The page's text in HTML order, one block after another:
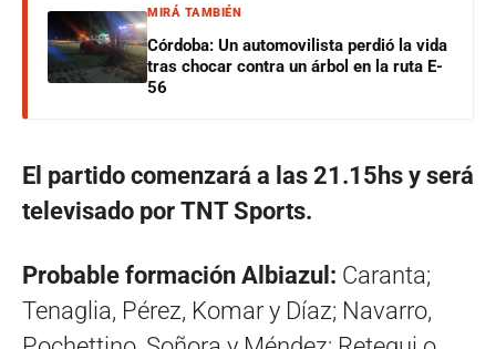
MIRÁ TAMBIÉN
Córdoba: Un automovilista perdió la vida
tras chocar contra un árbol en la ruta E-
56
El partido comenzará a las 21.15hs y será
televisado por TNT Sports.
Probable formación Albiazul: Caranta;
Tenaglia, Pérez, Komar y Díaz; Navarro,